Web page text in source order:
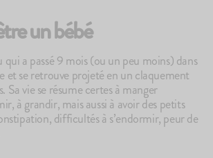
un bébé
a passé 9 mois (ou un peu moins) dans
et se retrouve projeté en un claquement
Sa vie se résume certes à manger
à grandir, mais aussi à avoir des petits
difficultés à s’endormir, peur de